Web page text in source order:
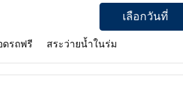
บ Home2 Suites by Hilton Springfield
เลือกวันที่
ดรถฟรี สระว่ายน้ำในร่ม